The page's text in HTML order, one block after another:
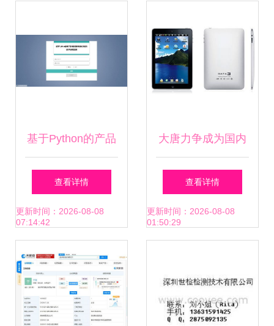
基于Python的产品
销售数据可视化大
屏与仓库进销存系
查看详情
更新时间：2026-08-08
07:14:42
大唐力争成为国内
平板电脑领导品
牌，聚焦计算机软
查看详情
更新时间：2026-08-08
01:50:29